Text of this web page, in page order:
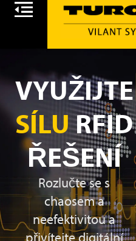
VYUŽIJTE
SÍLURFID
ŘEŠENÍ
Rozlučte se s
chaosem a
neefektivitou a
přivítejte digitální